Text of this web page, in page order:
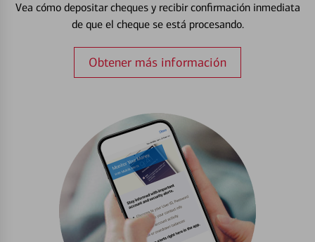
Vea cómo depositar cheques y recibir confirmación inmediata
de que el cheque se está procesando.
Obtener más información